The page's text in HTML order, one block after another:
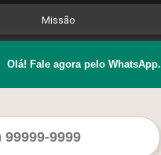
Missão
Serviços
Olá! Fale agora pelo WhatsApp.